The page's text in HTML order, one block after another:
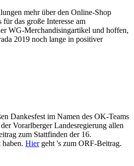
mehr über den Online-Shop
das große Interesse am
WG-Merchandisingartikel und hoffen,
2019 noch lange in positiver
Dankesfest im Namen des OK-Teams
Vorarlberger Landesregierung allen
zum Stattfinden der 16.
haben. Hiergeht 's zum ORF-Beitrag.